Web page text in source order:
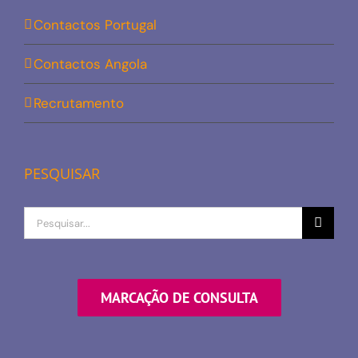
Contactos Portugal
Contactos Angola
Recrutamento
PESQUISAR
Procurar
por
MARCAÇÃO DE CONSULTA